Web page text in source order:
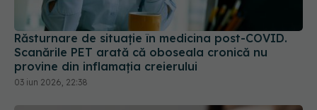
Scanările PET arată că oboseala cronică nu
provine din inflamația creierului
03 iun 2026, 22:38